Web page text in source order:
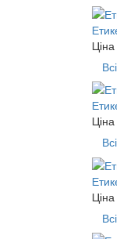
Ціна
Ціна
Ціна